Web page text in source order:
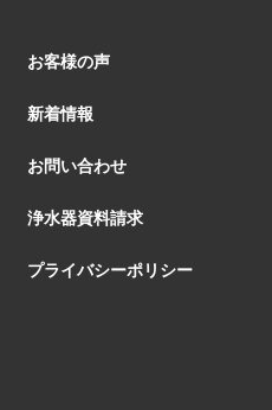
お客様の声
新着情報
お問い合わせ
浄水器資料請求
プライバシーポリシー